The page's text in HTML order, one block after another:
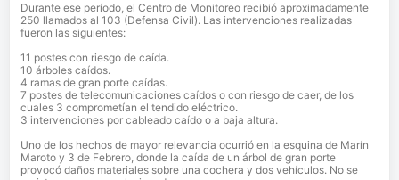
Durante ese período, el Centro de Monitoreo recibió aproximadamente
250 llamados al 103 (Defensa Civil). Las intervenciones realizadas
fueron las siguientes:
11 postes con riesgo de caída.
10 árboles caídos.
4 ramas de gran porte caídas.
7 postes de telecomunicaciones caídos o con riesgo de caer, de los
cuales 3 comprometían el tendido eléctrico.
3 intervenciones por cableado caído o a baja altura.
Uno de los hechos de mayor relevancia ocurrió en la esquina de Marín
Maroto y 3 de Febrero, donde la caída de un árbol de gran porte
provocó daños materiales sobre una cochera y dos vehículos. No se